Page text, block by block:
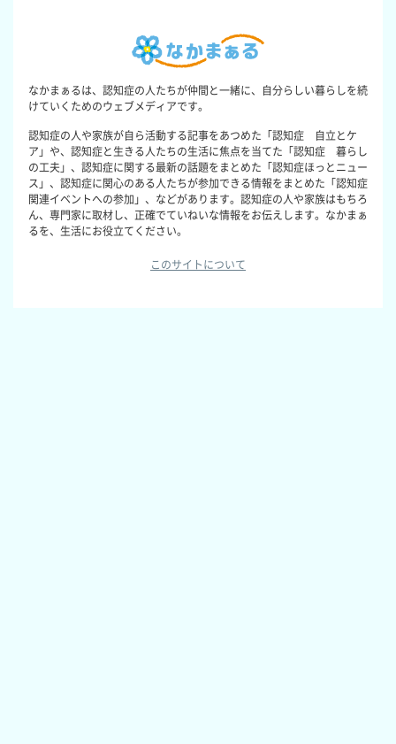
なかまぁるは、認知症の人たちが仲間と一緒に、自分らしい暮らしを続
けていくためのウェブメディアです。
認知症の人や家族が自ら活動する記事をあつめた「認知症 自立とケ
ア」や、認知症と生きる人たちの生活に焦点を当てた「認知症 暮らし
の工夫」、認知症に関する最新の話題をまとめた「認知症ほっとニュー
ス」、認知症に関心のある人たちが参加できる情報をまとめた「認知症
関連イベントへの参加」、などがあります。認知症の人や家族はもちろ
ん、専門家に取材し、正確でていねいな情報をお伝えします。なかまぁ
るを、生活にお役立てください。
このサイトについて